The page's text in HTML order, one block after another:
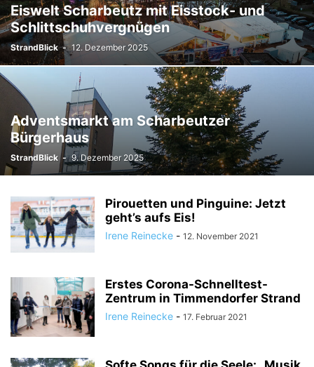
Eiswelt Scharbeutz mit Eisstock- und
Schlittschuhvergnügen
StrandBlick - 12. Dezember 2025
Adventsmarkt am Scharbeutzer
Bürgerhaus
StrandBlick - 9. Dezember 2025
Pirouetten und Pinguine: Jetzt
geht’s aufs Eis!
Irene Reinecke - 12. November 2021
Erstes Corona-Schnelltest-
Zentrum in Timmendorfer Strand
Irene Reinecke - 17. Februar 2021